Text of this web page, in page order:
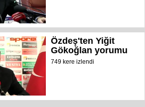
Özdeş'ten Yiğit
Gökoğlan yorumu
749 kere izlendi